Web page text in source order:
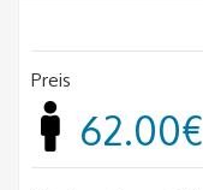
Preis
62.00€